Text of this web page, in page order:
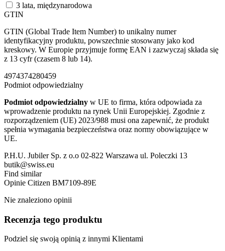
3 lata, międzynarodowa
GTIN
GTIN (Global Trade Item Number) to unikalny numer
identyfikacyjny produktu, powszechnie stosowany jako kod
kreskowy. W Europie przyjmuje formę EAN i zazwyczaj składa się
z 13 cyfr (czasem 8 lub 14).
4974374280459
Podmiot odpowiedzialny
Podmiot odpowiedzialny w UE to firma, która odpowiada za
wprowadzenie produktu na rynek Unii Europejskiej. Zgodnie z
rozporządzeniem (UE) 2023/988 musi ona zapewnić, że produkt
spełnia wymagania bezpieczeństwa oraz normy obowiązujące w
UE.
P.H.U. Jubiler Sp. z o.o 02-822 Warszawa ul. Poleczki 13
butik@swiss.eu
Find similar
Opinie Citizen BM7109-89E
Nie znaleziono opinii
Recenzja tego produktu
Podziel się swoją opinią z innymi Klientami